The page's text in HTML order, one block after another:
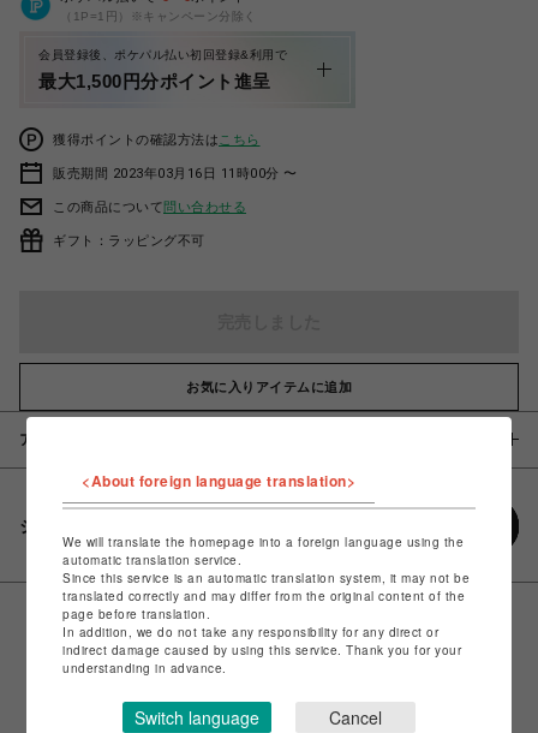
（1P=1円）※キャンペーン分除く
会員登録後、ポケパル払い初回登録&利用で
最大1,500円分ポイント進呈
獲得ポイントの確認方法は こちら
販売期間 2023年03月16日 11時00分 〜
この商品について問い合わせる
ギフト：ラッピング不可
お気に入りアイテムに追加
アイテム説明 / 素材
シェアする
<About foreign language translation>
We will translate the homepage into a foreign language using the
automatic translation service.
Since this service is an automatic translation system, it may not be
translated correctly and may differ from the original content of the
page before translation.
In addition, we do not take any responsibility for any direct or
indirect damage caused by using this service. Thank you for your
understanding in advance.
Switch language Cancel